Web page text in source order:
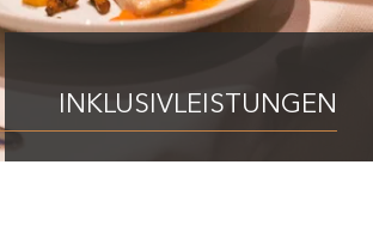
INKLUSIVLEISTUNGEN